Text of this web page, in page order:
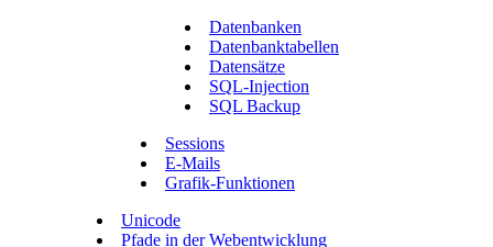
Datenbanken
Datenbanktabellen
Datensätze
SQL-Injection
SQL Backup
Sessions
E-Mails
Grafik-Funktionen
Unicode
Pfade in der Webentwicklung